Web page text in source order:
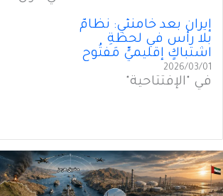
إيران بعد خامنئي: نظامٌ
بلا رأس في لحظةِ
اشتباكٍ إقليميٍّ مَفتُوح
2026/03/01
في "الإفتتاحية"